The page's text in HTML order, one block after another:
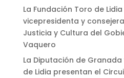
La Fundación Toro de
vicepresidenta y
Justicia y Cultura del
Vaquero
La Diputación de
de Lidia presentan el